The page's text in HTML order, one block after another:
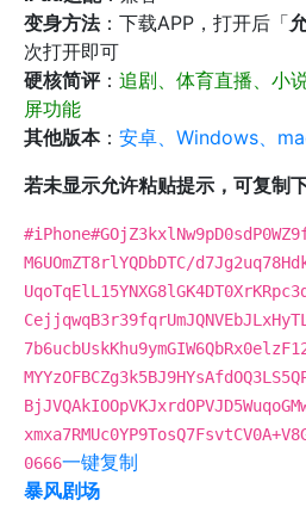
变身方法：下载APP，打开后「
次打开即可
硬核简评： 追剧、体育直播、小
屏功能
其他版本： 安卓、Windows、
若未显示允许粘贴提示，可复制
M6UOmZT8rlYQDbDTC/
0666一键复制
暴风剧场